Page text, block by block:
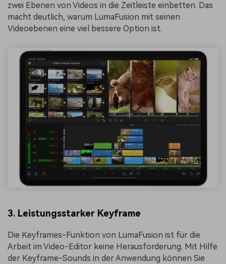
zwei Ebenen von Videos in die Zeitleiste einbetten. Das
macht deutlich, warum LumaFusion mit seinen
Videoebenen eine viel bessere Option ist.
3. Leistungsstarker Keyframe
Die Keyframes-Funktion von LumaFusion ist für die
Arbeit im Video-Editor keine Herausforderung. Mit Hilfe
der Keyframe-Sounds in der Anwendung können Sie